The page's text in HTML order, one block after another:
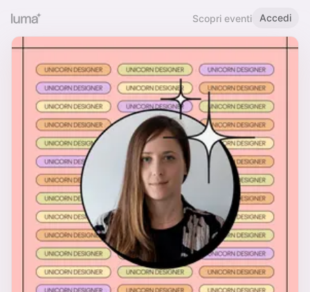
Scopri eventi Accedi